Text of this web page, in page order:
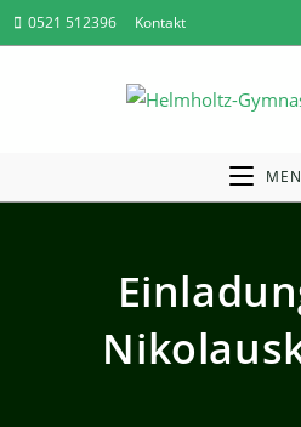
Zum
Inhalt
0521 512396 Kontakt